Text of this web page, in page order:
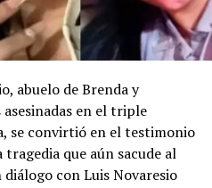
abuelo de Brenda y
en el triple
se convirtió en el testimonio
que aún sacude al
con Luis Novaresio